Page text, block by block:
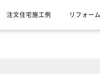
注文住宅施工例 リフォー